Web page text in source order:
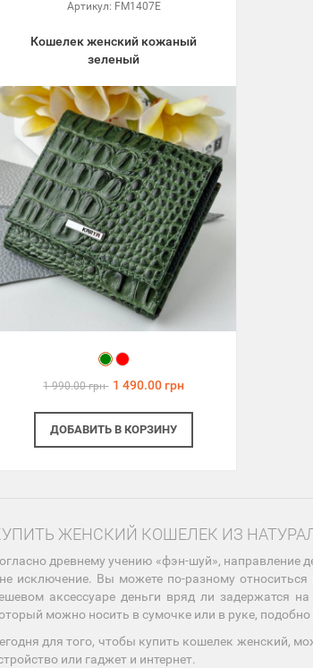
Артикул: FM1407E
Кошелек женский кожаный
зеленый
1 990.00 грн 1 490.00 грн
ДОБАВИТЬ В КОРЗИНУ
ЖЕНСКИЙ КОШЕЛЕК ИЗ
древнему учению «фэн-шуй»,
исключение. Вы можете по-разному
аксессуаре деньги вряд ли задержатся
можно носить в сумочке или в руке, подобно
для того, чтобы купить кошелек женский,
или гаджет и интернет.